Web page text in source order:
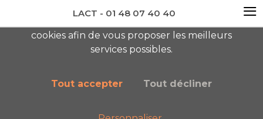
newsletter AC
cookies afin de vous proposer les meilleurs
services possibles.
Tout accepter Tout décliner
LACT - 01 48 07 40 40 ≡